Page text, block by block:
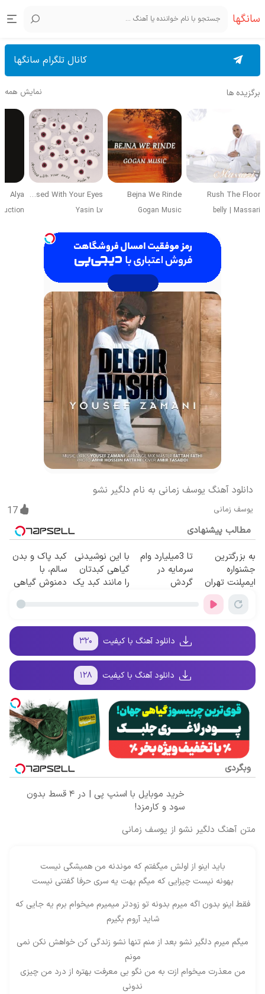
سانگها
کانال تلگرام سانگها
برگزیده ها نمایش همه
Rush The Floor
belly | Massari
Bejna We Rinde
Gogan Music
Obsessed With Your Eyes
Yasin Lv
Alya
دانلود آهنگ یوسف زمانی به نام دلگیر نشو
یوسف زمانی 17
مطالب پیشنهادی
به بزرگترین
جشنواره
ایمپلنت تهران
سر بزنید ! |
فقط ۲۵ میلیون
تا 3میلیارد وام
سرمایه در
گردش
با این نوشیدنی
گیاهی کبدتان
را مانند کبد یک
کبد پاک و بدن
سالم، با
دمنوش گیاهی
دانلود آهنگ با کیفیت ۳۲۰
دانلود آهنگ با کیفیت ۱۲۸
وبگردی
خرید موبایل با اسنپ پی | در ۴ قسط بدون
سود و کارمزد!
متن آهنگ دلگیر نشو از یوسف زمانی
باید اینو از اولش میگفتم که موندنه من همیشگی نیست
بهونه نیست چیزایی که میگم بهت یه سری حرفا گفتنی نیست
فقط اینو بدون اگه میرم بدونه تو زودتر میمیرم میخوام برم یه جایی که
شاید آروم بگیرم
میگم میرم دلگیر نشو بعد از منم تنها نشو زندگی کن خواهش نکن نمی
مونم
من معذرت میخوام ازت به من نگو بی معرفت بهتره از درد من چیزی
ندونی